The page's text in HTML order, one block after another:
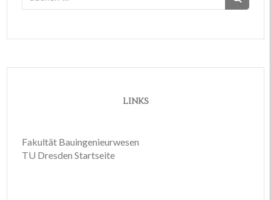
nach:
LINKS
Fakultät Bauingenieurwesen
TU Dresden Startseite